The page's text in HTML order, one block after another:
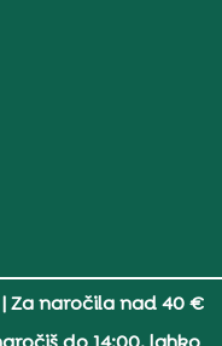
| Za naročila nad 40 €